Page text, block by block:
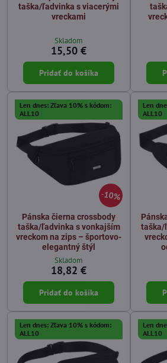
taška/ľadvinka s viacerými
vreckami
Skladom
15,50 €
Pridať do košíka
10%
Len dnes: Zľava 10% s kódom:
ALL10
Pánska čierna crossbody
taška/ľadvinka s vonkajším
vreckom na zips – športovo-
elegantný štýl
Skladom
18,82 €
Pridať do košíka
Len
ALL10
taška/
Len dnes: Zľava 10% s kódom:
ALL10
Len
ALL10